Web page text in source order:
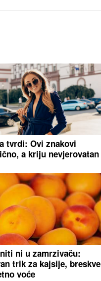
tvrdi: Ovi znakovi
a kriju nevjerovatan
ni u zamrzivaču:
trik za kajsije, breskve
voće